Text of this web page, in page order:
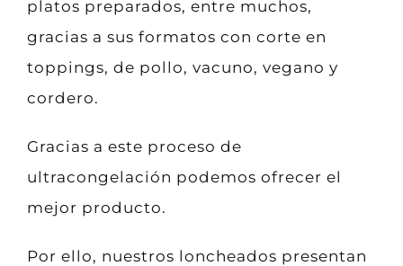
platos preparados, entre muchos,
gracias a sus formatos con corte en
toppings, de pollo, vacuno, vegano y
cordero.
Gracias a este proceso de
ultracongelación podemos ofrecer el
mejor producto.
Por ello, nuestros loncheados presentan